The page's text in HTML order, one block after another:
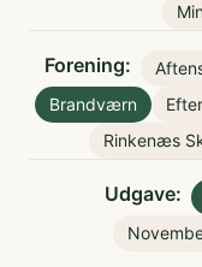
Forening:
Brandværn
Rinkenæs
Udgave: